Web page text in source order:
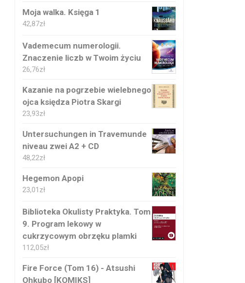
Moja walka. Księga 1
42,87zł
Vademecum numerologii.
Znaczenie liczb w Twoim życiu
26,76zł
Kazanie na pogrzebie wielebnego
ojca księdza Piotra Skargi
23,93zł
Untersuchungen in Travemunde
niveau zwei A2 + CD
48,22zł
Hegemon Apopi
23,01 zł
Biblioteka Okulisty Praktyka. Tom
9. Program lekowy w
cukrzycowym obrzęku plamki
112,05zł
Fire Force (Tom 16) - Atsushi
Ohkubo [KOMIKS]